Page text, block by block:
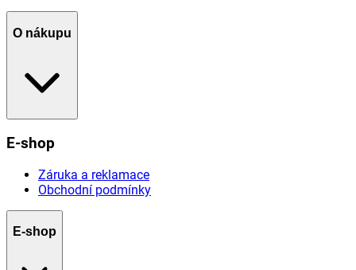
O nákupu
E-shop
Záruka a reklamace
Obchodní podmínky
E-shop